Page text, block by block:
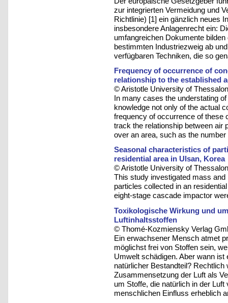
zur integrierten Vermeidung und
Richtlinie) [1] ein gänzlich neues
insbesondere Anlagenrecht ein:
umfangreichen Dokumente
bestimmten Industriezweig ab
verfügbaren Techniken, die so
Frequency of occurrence of
relationship to the established
© Aristotle University of
In many cases the understating
knowledge not only of the actual
frequency of occurrence of these
track the relationship between air
over an area, such as the
Seasonal characteristics of
residential area in Ulsan, Korea
© Aristotle University of
This study investigated mass
particles collected in an
eight-stage cascade impactor
Toxikologische Wirkung und
Luftinhaltsstoffen
© Thomé-Kozmiensky Verlag
Ein erwachsener Mensch atmet
möglichst frei von Stoffen sein,
Umwelt schädigen. Aber wann
natürlicher Bestandteil? Rechtlich
Zusammensetzung der Luft als
um Stoffe, die natürlich in der
menschlichen Einfluss erheblich